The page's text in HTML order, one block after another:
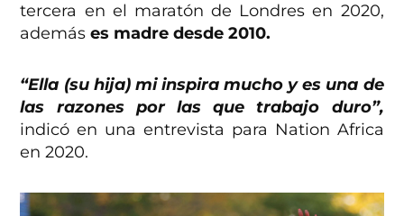
tercera en el maratón de Londres en 2020,
ademáses madre desde 2010.
“Ella (su hija) mi inspira mucho y es una de
las razones por las que trabajo duro”,
indicó en una entrevista para Nation Africa
en 2020.